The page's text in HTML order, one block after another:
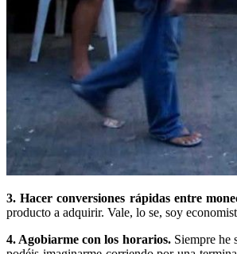
3. Hacer conversiones rápidas entre
producto a adquirir. Vale, lo se, soy
4. Agobiarme con los horarios.Siempre he